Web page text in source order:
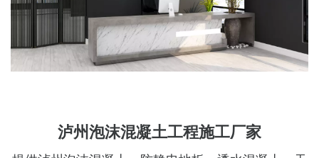
泸州泡沫混凝土工程施工厂家